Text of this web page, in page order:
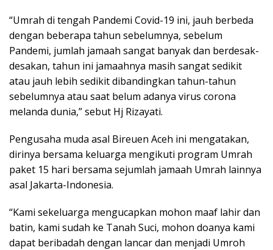
“Umrah di tengah Pandemi Covid-19 ini, jauh berbeda
dengan beberapa tahun sebelumnya, sebelum
Pandemi, jumlah jamaah sangat banyak dan berdesak-
desakan, tahun ini jamaahnya masih sangat sedikit
atau jauh lebih sedikit dibandingkan tahun-tahun
sebelumnya atau saat belum adanya virus corona
melanda dunia,” sebut Hj Rizayati.
Pengusaha muda asal Bireuen Aceh ini mengatakan,
dirinya bersama keluarga mengikuti program Umrah
paket 15 hari bersama sejumlah jamaah Umrah lainnya
asal Jakarta-Indonesia.
“Kami sekeluarga mengucapkan mohon maaf lahir dan
batin, kami sudah ke Tanah Suci, mohon doanya kami
dapat beribadah dengan lancar dan menjadi Umroh